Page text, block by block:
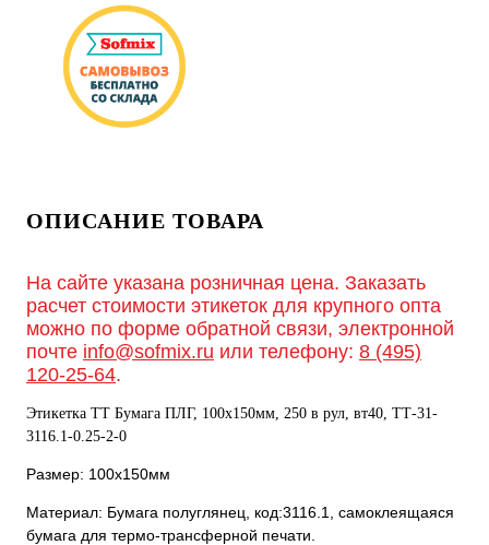
ОПИСАНИЕ ТОВАРА
На сайте указана розничная цена. Заказать
расчет стоимости этикеток для крупного опта
можно по форме обратной связи, электронной
почте info@sofmix.ru или телефону: 8 (495)
120-25-64.
Этикетка ТТ Бумага ПЛГ, 100х150мм, 250 в рул, вт40, TТ-31-
3116.1-0.25-2-0
Размер: 100х150мм
Материал: Бумага полуглянец, код:3116.1, самоклеящаяся
бумага для термо-трансферной печати.